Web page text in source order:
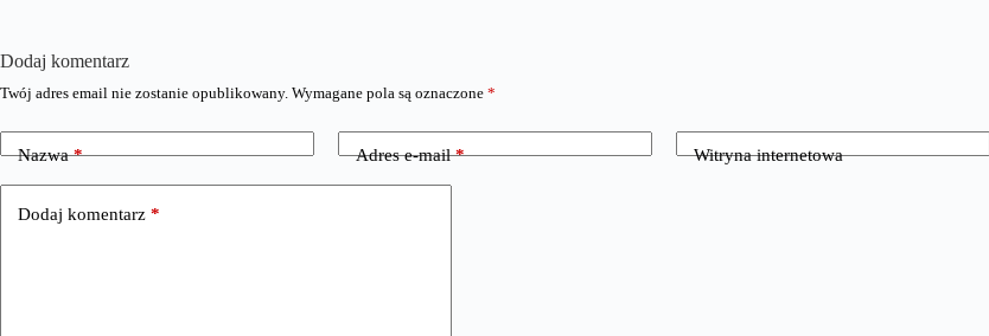
Dodaj komentarz
Twój adres email nie zostanie opublikowany. Wymagane pola są oznaczone *
Nazwa* Adres e-mail* Witryna internetowa
Dodaj komentarz *